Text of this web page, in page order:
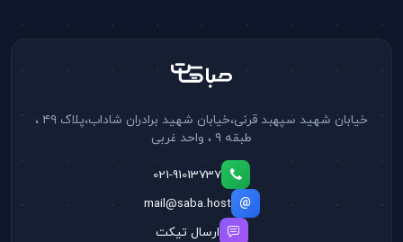
خیابان شهید سپهبد قرنی،خیابان شهید برادران شاداب،پلاک ۴۹ ،
طبقه ۹ ، واحد غربی
021-91013737
mail@saba.host
ارسال تیکت